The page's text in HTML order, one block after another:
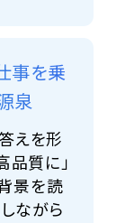
事を乗
泉
えを形
品質に」
景を読
ながら